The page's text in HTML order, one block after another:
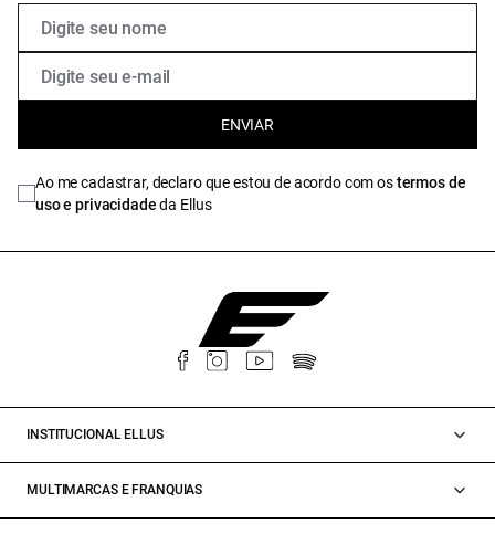
ENVIAR
Ao me cadastrar, declaro que estou de acordo com ostermos de
uso e privacidadeda Ellus
INSTITUCIONAL ELLUS
MULTIMARCAS E FRANQUIAS